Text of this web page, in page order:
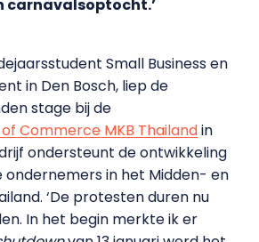
carnavalsoptocht.’
Small Business en
in Den Bosch, liep de
stage bij de
Commerce MKB Thailandin
ondersteunt de ontwikkeling
ondernemers in het Midden- en
‘De protesten duren nu
In het begin merkte ik er